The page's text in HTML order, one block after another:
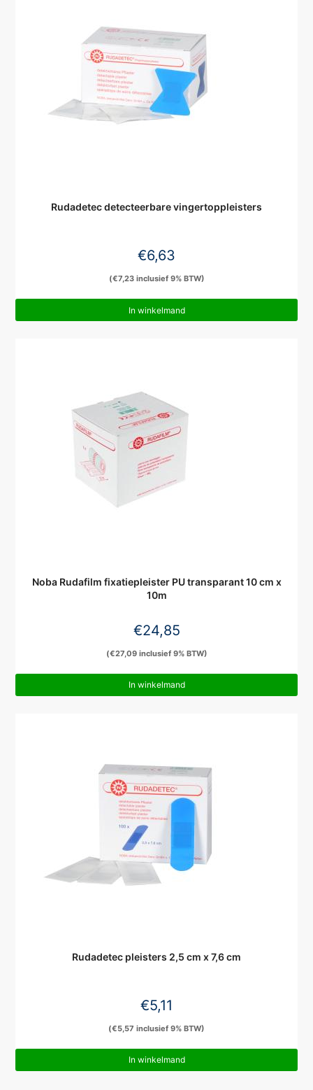
Rudadetec detecteerbare vingertoppleisters
€6,63
(€7,23inclusief 9% BTW)
In winkelmand
Noba Rudafilm fixatiepleister PU transparant 10 cm x
10m
€24,85
(€27,09inclusief 9% BTW)
In winkelmand
Rudadetec pleisters 2,5 cm x 7,6 cm
€5,11
(€5,57 inclusief 9% BTW)
In winkelmand